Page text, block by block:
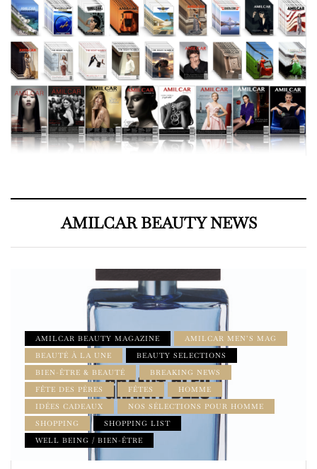
AMILCAR BEAUTY NEWS
AMILCAR BEAUTY MAGAZINE
AMILCAR MEN’S MAG
BEAUTÉ À LA UNE
BEAUTY SELECTIONS
BIEN-ÊTRE & BEAUTÉ
BREAKING NEWS
FÊTE DES PÈRES
FÊTES
HOMME
IDÉES CADEAUX
NOS SÉLECTIONS POUR HOMME
SHOPPING
SHOPPING LIST
WELL BEING / BIEN-ÊTRE